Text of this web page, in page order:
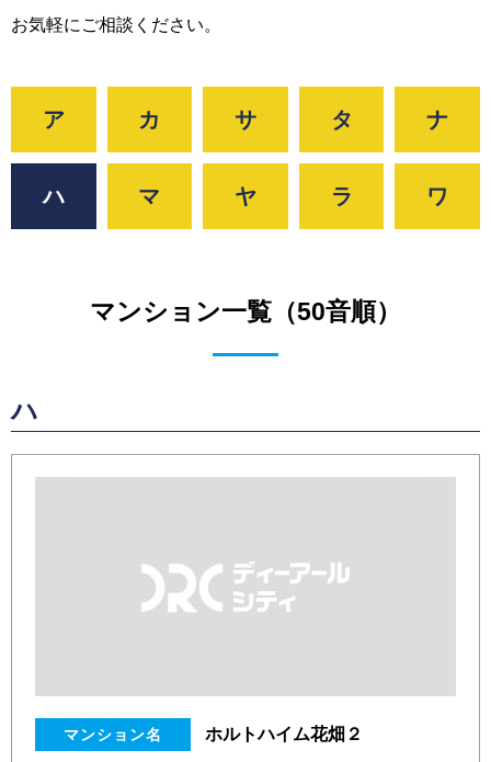
お気軽にご相談ください。
ア カ サ タ ナ
ハ マ ヤ ラ ワ
マンション一覧（50音順）
ハ
マンション名 ホルトハイム花畑２